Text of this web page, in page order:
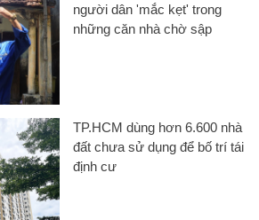
người dân 'mắc kẹt' trong
những căn nhà chờ sập
TP.HCM dùng hơn 6.600 nhà
đất chưa sử dụng để bố trí tái
định cư